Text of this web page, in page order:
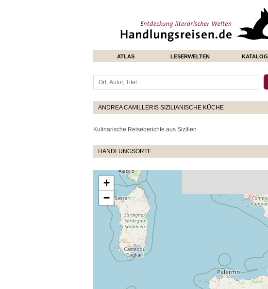
ATLAS LESERWELTEN KATALOG
ANDREA CAMILLERIS SIZILIANISCHE KÜCHE
Kulinarische Reiseberichte aus Sizilien
HANDLUNGSORTE
+
−